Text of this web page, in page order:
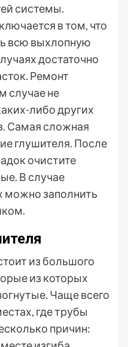
системы.
в том, что
всю выхлопную
достаточно
Ремонт
случае не
либо других
Самая сложная
глушителя. После
очистите
В случае
можно заполнить
из большого
из которых
Чаще всего
где трубы
причин: